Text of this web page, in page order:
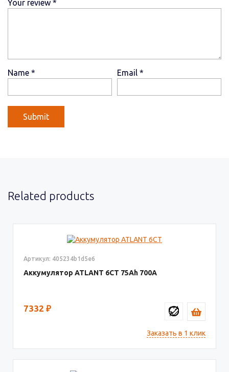
Your review *
Name * Email *
Related products
Артикул: 405234b1d5e6
Аккумулятор ATLANT 6СТ 75 700
7332 ₽
Заказать в 1 клик